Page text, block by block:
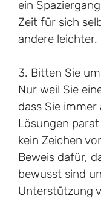
ein
Zeit für sich
andere leichter.
3. Bitten Sie
Nur weil Sie
dass Sie
Lösungen
kein Zeichen
Beweis dafür,
bewusst sind
Unterstützung